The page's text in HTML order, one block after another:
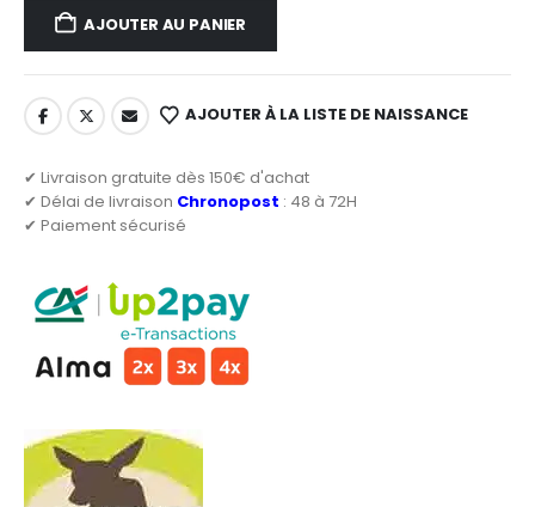
AJOUTER AU PANIER
AJOUTER À LA LISTE DE NAISSANCE
✔ Livraison gratuite dès 150€ d'achat
✔ Délai de livraison Chronopost : 48 à 72H
✔ Paiement sécurisé